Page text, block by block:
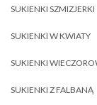
SUKIENKI SZMIZJERKI
SUKIENKI W KWIATY
SUKIENKI
SUKIENKI Z FALBANĄ